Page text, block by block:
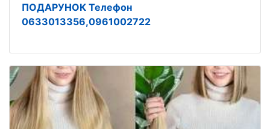
ПОДАРУНОК Телефон
0633013356,0961002722